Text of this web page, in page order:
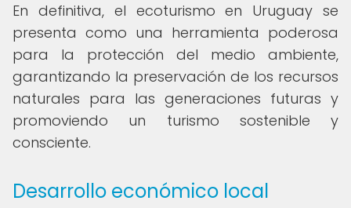
En definitiva, el ecoturismo en Uruguay se
presenta como una herramienta poderosa
para la protección del medio ambiente,
garantizando la preservación de los recursos
naturales para las generaciones futuras y
promoviendo un turismo sostenible y
consciente.
Desarrollo económico local